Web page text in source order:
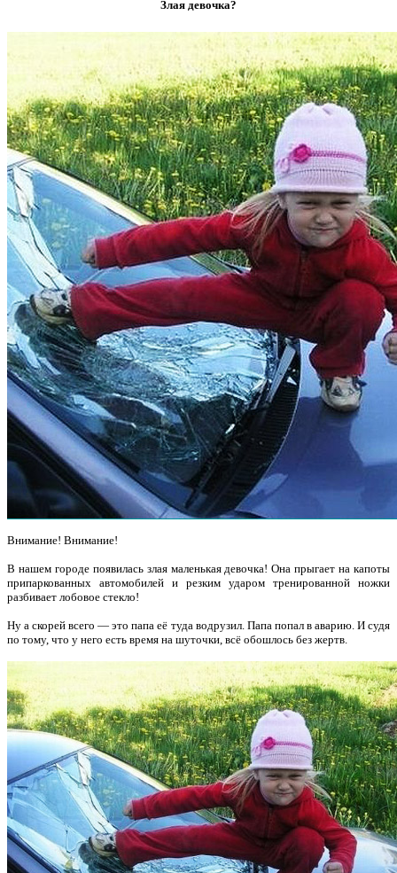
Злая девочка?
Внимание! Внимание!
В нашем городе появилась злая маленькая девочка! Она прыгает на капоты
припаркованных автомобилей и резким ударом тренированной ножки
разбивает лобовое стекло!
Ну а скорей всего — это папа её туда водрузил. Папа попал в аварию. И судя
по тому, что у него есть время на шуточки, всё обошлось без жертв.